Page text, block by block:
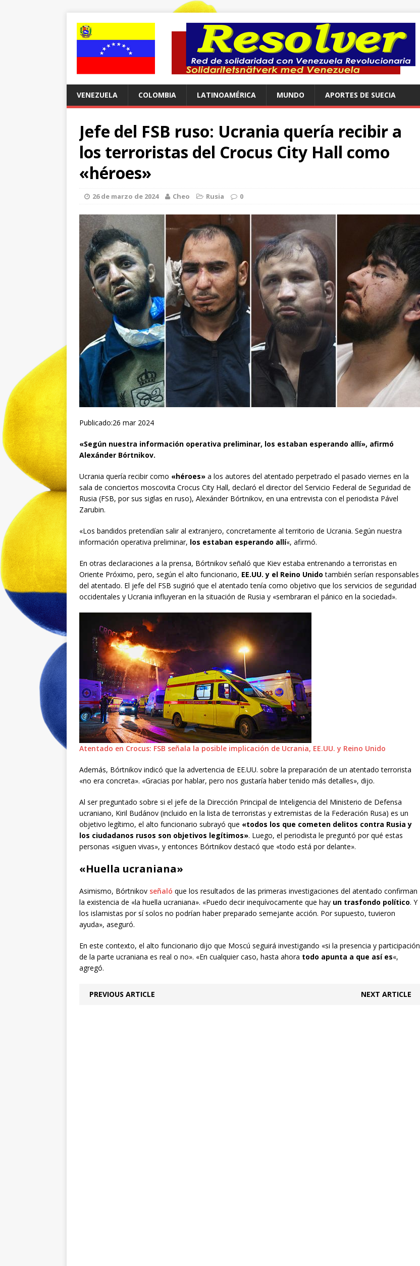
VENEZUELA COLOMBIA LATINOAMÉRICA MUNDO APORTES DE SUECIA
Jefe del FSB ruso: Ucrania quería recibir a
los terroristas del Crocus City Hall como
«héroes»
26 de marzo de 2024 Cheo Rusia 0
Publicado:26 mar 2024
«Según nuestra información operativa preliminar, los estaban esperando allí», afirmó
Alexánder Bórtnikov.
Ucrania quería recibir como «héroes» a los autores del atentado perpetrado el pasado viernes en la
sala de conciertos moscovita Crocus City Hall, declaró el director del Servicio Federal de Seguridad de
Rusia (FSB, por sus siglas en ruso), Alexánder Bórtnikov, en una entrevista con el periodista Pável
Zarubin.
«Los bandidos pretendían salir al extranjero, concretamente al territorio de Ucrania. Según nuestra
información operativa preliminar, los estaban esperando allí«, afirmó.
En otras declaraciones a la prensa, Bórtnikov señaló que Kiev estaba entrenando a terroristas en
Oriente Próximo, pero, según el alto funcionario, EE.UU. y el Reino Unido también serían responsables
del atentado. El jefe del FSB sugirió que el atentado tenía como objetivo que los servicios de seguridad
occidentales y Ucrania influyeran en la situación de Rusia y «sembraran el pánico en la sociedad».
Atentado en Crocus: FSB señala la posible implicación de Ucrania, EE.UU. y Reino Unido
Además, Bórtnikov indicó que la advertencia de EE.UU. sobre la preparación de un atentado terrorista
«no era concreta». «Gracias por hablar, pero nos gustaría haber tenido más detalles», dijo.
Al ser preguntado sobre si el jefe de la Dirección Principal de Inteligencia del Ministerio de Defensa
ucraniano, Kiril Budánov (incluido en la lista de terroristas y extremistas de la Federación Rusa) es un
objetivo legítimo, el alto funcionario subrayó que «todos los que cometen delitos contra Rusia y
los ciudadanos rusos son objetivos legítimos». Luego, el periodista le preguntó por qué estas
personas «siguen vivas», y entonces Bórtnikov destacó que «todo está por delante».
«Huella ucraniana»
Asimismo, Bórtnikov señaló que los resultados de las primeras investigaciones del atentado confirman
la existencia de «la huella ucraniana». «Puedo decir inequívocamente que hay un trasfondo político. Y
los islamistas por sí solos no podrían haber preparado semejante acción. Por supuesto, tuvieron
ayuda», aseguró.
En este contexto, el alto funcionario dijo que Moscú seguirá investigando «si la presencia y participación
de la parte ucraniana es real o no». «En cualquier caso, hasta ahora todo apunta a que así es«,
agregó.
PREVIOUS ARTICLE NEXT ARTICLE